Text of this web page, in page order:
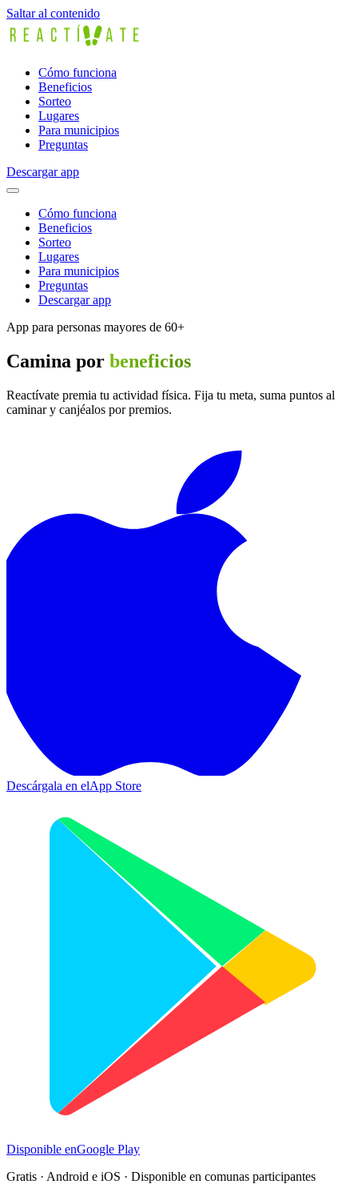
Saltar al contenido
Cómo funciona
Beneficios
Sorteo
Lugares
Para municipios
Preguntas
Descargar app
Cómo funciona
Beneficios
Sorteo
Lugares
Para municipios
Preguntas
Descargar app
App para personas mayores de 60+
Camina por beneficios
Reactívate premia tu actividad física. Fija tu meta, suma puntos al
caminar y canjéalos por premios.
Descárgala en elApp Store
Disponible enGoogle Play
Gratis · Android e iOS · Disponible en comunas participantes